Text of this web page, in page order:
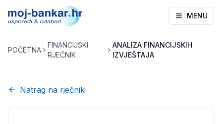
MENU
POČETNA
FINANCIJSKI
RJEČNIK
ANALIZA FINANCIJSKIH
IZVJEŠTAJA
Natrag na rječnik